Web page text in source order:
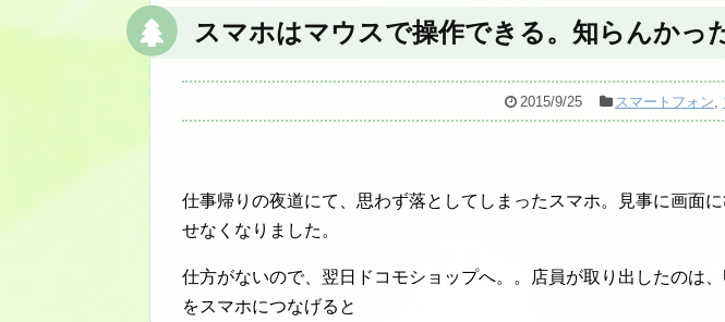
スマホはマウスで操作できる。知らんかっ
2015/9/25 スマートフォン,
仕事帰りの夜道にて、思わず落としてしまったスマホ。見事に画面
せなくなりました。
仕方がないので、翌日ドコモショップへ。。店員が取り出したのは
をスマホにつなげると